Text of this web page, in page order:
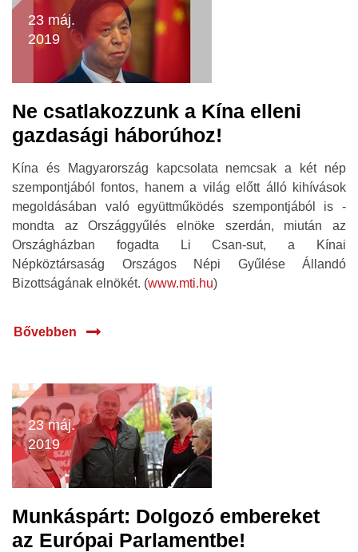
23 máj.
2019
Ne csatlakozzunk a Kína elleni
gazdasági háborúhoz!
Kína és Magyarország kapcsolata nemcsak a két nép
szempontjából fontos, hanem a világ előtt álló kihívások
megoldásában való együttműködés szempontjából is -
mondta az Országgyűlés elnöke szerdán, miután az
Országházban fogadta Li Csan-sut, a Kínai
Népköztársaság Országos Népi Gyűlése Állandó
Bizottságának elnökét. (www.mti.hu)
Bővebben
23 máj.
2019
Munkáspárt: Dolgozó embereket
az Európai Parlamentbe!